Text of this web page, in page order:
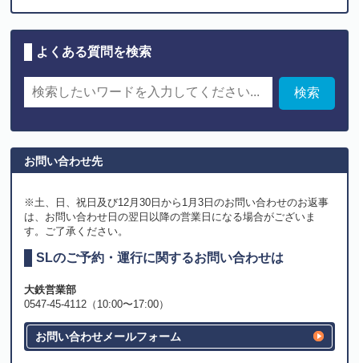
よくある質問を検索
お問い合わせ先
※土、日、祝日及び12月30日から1月3日のお問い合わせのお返事
は、お問い合わせ日の翌日以降の営業日になる場合がございま
す。ご了承ください。
SLのご予約・運行に関するお問い合わせは
大鉄営業部
0547-45-4112（10:00〜17:00）
お問い合わせメールフォーム